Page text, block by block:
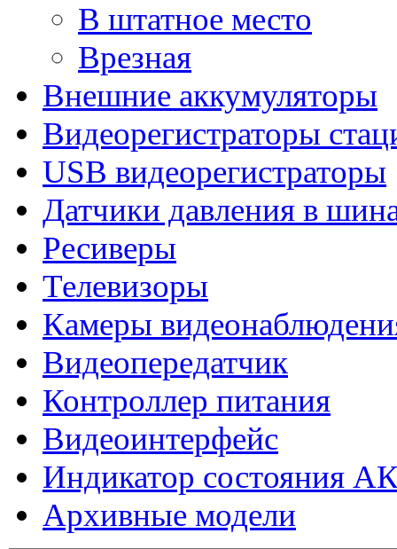
В штатное место
Врезная
Внешние аккумуляторы
Видеорегистраторы
USB видеорегистраторы
Датчики давления в
Ресиверы
Телевизоры
Камеры
Видеопередатчик
Контроллер питания
Видеоинтерфейс
Индикатор состояния
Архивные модели